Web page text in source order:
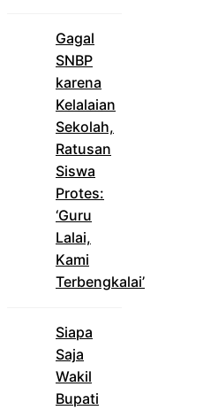
Gagal
SNBP
karena
Kelalaian
Sekolah,
Ratusan
Siswa
Protes:
‘Guru
Lalai,
Kami
Terbengkalai’
Siapa
Saja
Wakil
Bupati